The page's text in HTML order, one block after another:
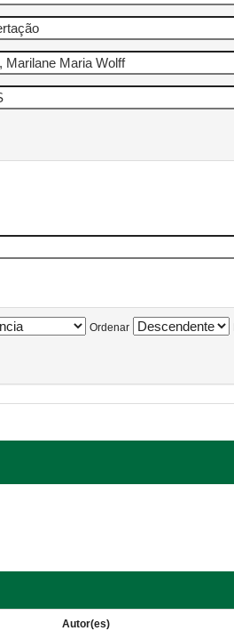
Ordenar
Autor(es)